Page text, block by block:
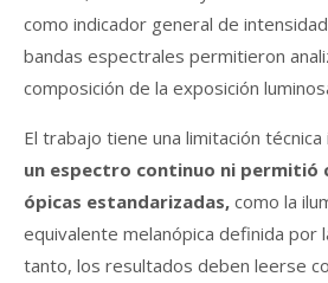
como indicador general de
bandas espectrales permitieron
composición de la exposición
El trabajo tiene una limitación
un espectro continuo ni permitió
ópicas estandarizadas, como la
equivalente melanópica definida por
tanto, los resultados deben leerse